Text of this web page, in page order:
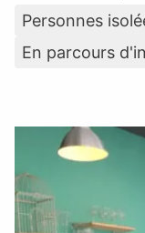
Personnes
En parcours